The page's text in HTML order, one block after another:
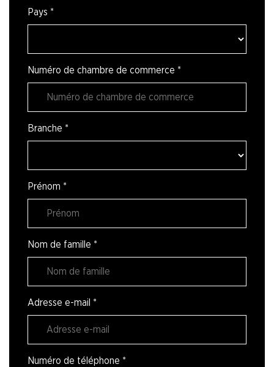
Pays *
Numéro de chambre de commerce *
Branche *
Prénom *
Nom de famille *
Adresse e-mail *
Numéro de téléphone *